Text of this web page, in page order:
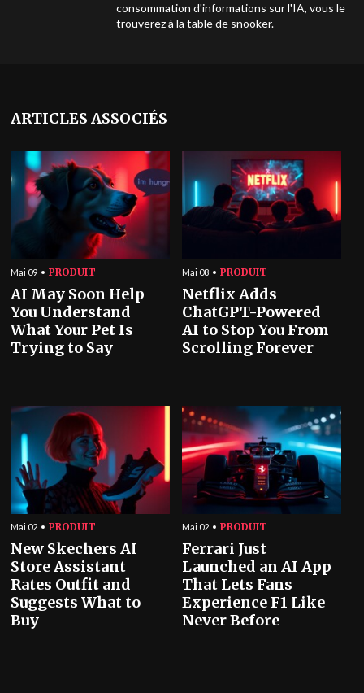
consommation d'informations sur l'IA, vous le
trouverez à la table de snooker.
ARTICLES ASSOCIÉS
Mai 09 PRODUIT
AI May Soon Help
You Understand
What Your Pet Is
Trying to Say
Mai 08 PRODUIT
Netflix Adds
ChatGPT-Powered
AI to Stop You From
Scrolling Forever
Mai 02 PRODUIT
New Skechers AI
Store Assistant
Rates Outfit and
Suggests What to
Buy
Mai 02 PRODUIT
Ferrari Just
Launched an AI App
That Lets Fans
Experience F1 Like
Never Before